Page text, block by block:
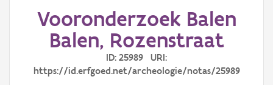
AanmeldenVooronderzoek Balen
Balen, Rozenstraat
ID: 25989 URI:
https://id.erfgoed.net/archeologie/notas/25989